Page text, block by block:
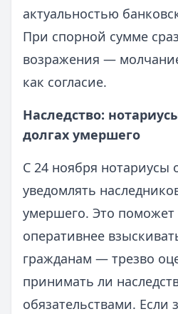
актуальностью
При спорной сумме
возражения —
как согласие.
Наследство:
долгах умершего
С 24 ноября нотариусы
уведомлять
умершего. Это
оперативнее
гражданам — трезво
принимать ли
обязательствами. Если